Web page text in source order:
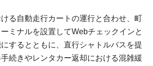
る自動走行カートの運行と合わせ、町
ミナルを設置してWebチェックインと
するとともに、直行シャトルバスを提
続きやレンタカー返却における混雑緩